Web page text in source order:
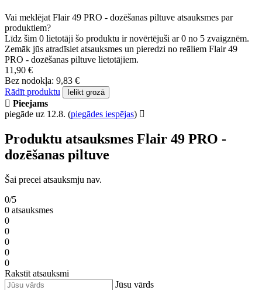
Vai meklējat Flair 49 PRO - dozēšanas piltuve atsauksmes par
produktiem?
Līdz šim 0 lietotāji šo produktu ir novērtējuši ar 0 no 5 zvaigznēm.
Zemāk jūs atradīsiet atsauksmes un pieredzi no reāliem Flair 49
PRO - dozēšanas piltuve lietotājiem.
11,90 €
Bez nodokļa: 9,83 €
Rādīt produktu
Ielikt grozā
Pieejams
piegāde uz 12.8. (piegādes iespējas)
Produktu atsauksmes Flair 49 PRO -
dozēšanas piltuve
Šai precei atsauksmju nav.
0/5
0 atsauksmes
0
0
0
0
0
Rakstīt atsauksmi
Jūsu vārds